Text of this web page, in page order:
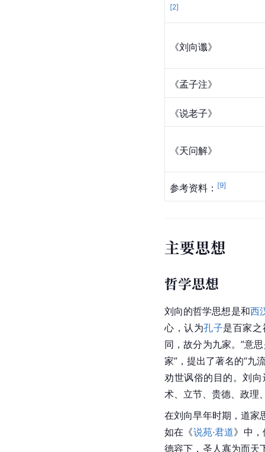
[2]
《刘向谶》
《孟子注》
《说老子》
《天问解》
参考资料： [9]
主要思想
哲学思想
刘向的哲学思想是和西
心，认为孔子是百家
同，故分为九家。”意
家”，提出了著名的“九
劝世讽俗的目的。刘
术、立节、贵德、政理
在刘向早年时期，道家
如在《说苑·君道》中
德容下，圣人寡为而天